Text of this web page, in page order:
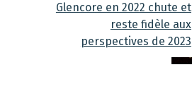
Glencore en 2022 chute et
reste fidèle aux
perspectives de 2023